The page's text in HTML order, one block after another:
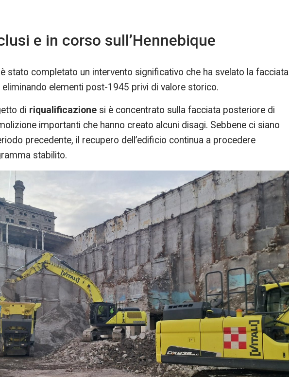
e in corso sull’Hennebique
stato completato un intervento significativo che ha svelato la facciata
eliminando elementi post-1945 privi di valore storico.
di riqualificazione si è concentrato sulla facciata posteriore di
importanti che hanno creato alcuni disagi. Sebbene ci siano
precedente, il recupero dell’edificio continua a procedere
stabilito.